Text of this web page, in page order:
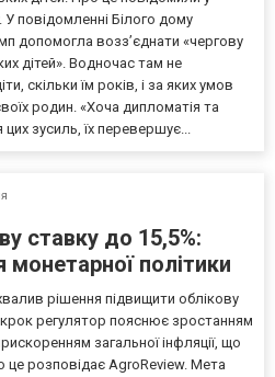
повідомленні Білого дому
допомогла возз’єднати «чергову
дітей». Водночас там не
скільки їм років, і за яких умов
родин. «Хоча дипломатія та
зусиль, їх перевершує...
ставку до 15,5%:
монетарної політики
рішення підвищити облікову
крок регулятор пояснює зростанням
загальної інфляції, що
це розповідає AgroReview. Мета